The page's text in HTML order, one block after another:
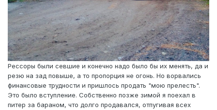
Рессоры были севшие и конечно надо было бы их менять, да и
резю на зад повыше, а то пропорция не огонь. Но ворвались
финансовые трудности и пришлось продать "мою прелесть".
Это было вступление. Собственно позже зимой я поехал в
питер за бараном, что долго продавался, отпугивая всех